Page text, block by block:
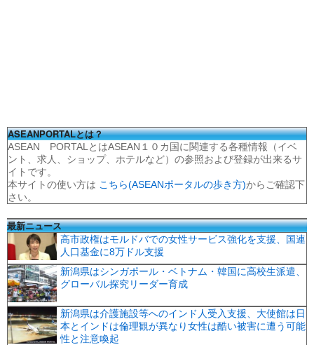
ASEANPORTALとは？
ASEAN PORTALとはASEAN１０カ国に関連する各種情報（イベ
ント、求人、ショップ、ホテルなど）の参照および登録が出来るサ
イトです。
本サイトの使い方は こちら(ASEANポータルの歩き方)からご確認下
さい。
最新ニュース
高市政権はモルドバでの女性サービス強化を支援、国連
人口基金に8万ドル支援
新潟県はシンガポール・ベトナム・韓国に高校生派遣、
グローバル探究リーダー育成
新潟県は介護施設等へのインド人受入支援、大使館は日
本とインドは倫理観が異なり女性は酷い被害に遭う可能
性と注意喚起